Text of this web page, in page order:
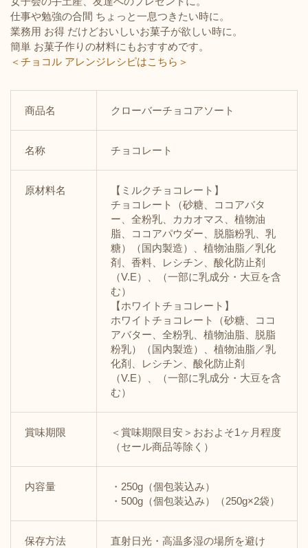
仕事や勉強の合間 ちょっと一息つきたい時に。
業務用 お得 だけどおいしいお菓子が欲しい時に。
簡単 お菓子作りの材料にもおすすめです。
＜チョコル アレンジレシピはこちら＞
商品名 クローバーチョコアソート
名称 チョコレート
原材料名
【ミルクチョコレート】
チョコレート（砂糖、ココアバタ
ー、全粉乳、カカオマス、植物油
脂、ココアパウダー、脱脂粉乳、乳
糖）（国内製造）、植物油脂／乳化
剤、香料、レシチン、酸化防止剤
（V.E）、（一部に乳成分・大豆を含
む）
【ホワイトチョコレート】
ホワイトチョコレート（砂糖、ココ
アバター、全粉乳、植物油脂、脱脂
粉乳）（国内製造）、植物油脂／乳
化剤、レシチン、酸化防止剤
（V.E）、（一部に乳成分・大豆を含
む）
賞味期限
＜賞味期限目安＞おおよそ1ヶ月程度
（セール商品等除く）
内容量
・250g（個包装込み）
・500g（個包装込み）（250g×2袋）
保存方法
直射日光・高温多湿の場所を避け